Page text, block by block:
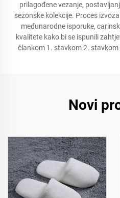
prilagođene vezanje,
sezonske kolekcije. Proces
međunarodne isporuke,
kvalitete kako bi se ispunili
člankom 1. stavkom 2. stavkom
Novi